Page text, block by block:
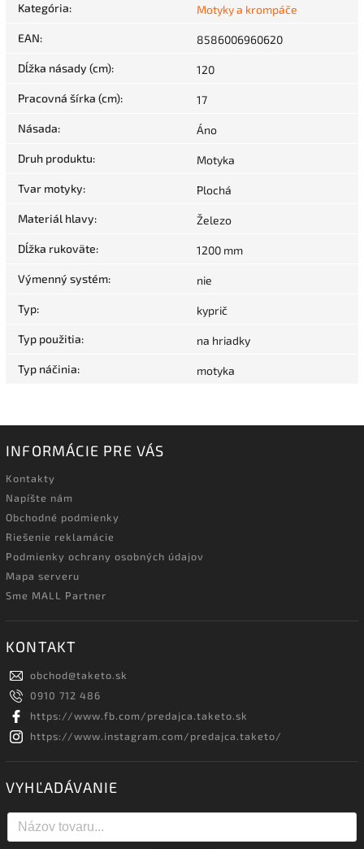
Kategória: Motyky a krompáče
EAN: 8586006960620
Dĺžka násady (cm): 120
Pracovná šírka (cm): 17
Násada: Áno
Druh produktu: Motyka
Tvar motyky: Plochá
Materiál hlavy: Železo
Dĺžka rukoväte: 1200 mm
Výmenný systém: nie
Typ: kyprič
Typ použitia: na hriadky
Typ náčinia: motyka
INFORMÁCIE PRE VÁS
Kontakty
Napíšte nám
Obchodné podmienky
Riešenie reklamácie
Podmienky ochrany osobných údajov
Mapa serveru
Sme MALL Partner
KONTAKT
obchod@taketo.sk
0910 712 486
https://www.fb.com/predajca.taketo.sk
https://www.instagram.com/predajca.taketo/
VYHĽADÁVANIE